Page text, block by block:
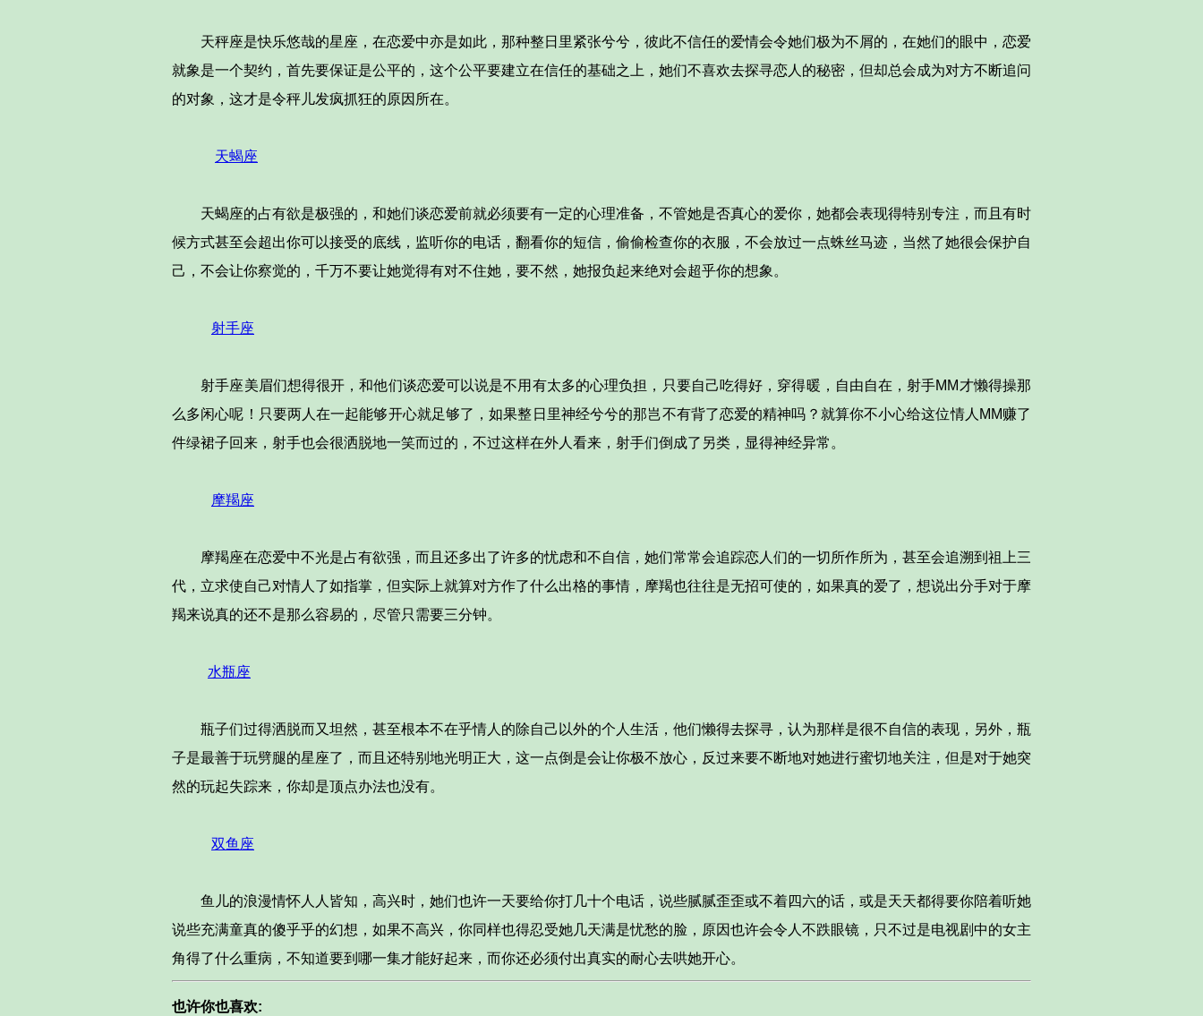
天秤座是快乐悠哉的星座，在恋爱中亦是如此，那种整日里紧张兮兮，彼此不信任的爱情会令她们极为不屑的，在她们的眼中，恋爱
就象是一个契约，首先要保证是公平的，这个公平要建立在信任的基础之上，她们不喜欢去探寻恋人的秘密，但却总会成为对方不断追问
的对象，这才是令秤儿发疯抓狂的原因所在。
天蝎座
天蝎座的占有欲是极强的，和她们谈恋爱前就必须要有一定的心理准备，不管她是否真心的爱你，她都会表现得特别专注，而且有时
候方式甚至会超出你可以接受的底线，监听你的电话，翻看你的短信，偷偷检查你的衣服，不会放过一点蛛丝马迹，当然了她很会保护自
己，不会让你察觉的，千万不要让她觉得有对不住她，要不然，她报负起来绝对会超乎你的想象。
射手座
射手座美眉们想得很开，和他们谈恋爱可以说是不用有太多的心理负担，只要自己吃得好，穿得暖，自由自在，射手MM才懒得操那
么多闲心呢！只要两人在一起能够开心就足够了，如果整日里神经兮兮的那岂不有背了恋爱的精神吗？就算你不小心给这位情人MM赚了
件绿裙子回来，射手也会很洒脱地一笑而过的，不过这样在外人看来，射手们倒成了另类，显得神经异常。
摩羯座
摩羯座在恋爱中不光是占有欲强，而且还多出了许多的忧虑和不自信，她们常常会追踪恋人们的一切所作所为，甚至会追溯到祖上三
代，立求使自己对情人了如指掌，但实际上就算对方作了什么出格的事情，摩羯也往往是无招可使的，如果真的爱了，想说出分手对于摩
羯来说真的还不是那么容易的，尽管只需要三分钟。
水瓶座
瓶子们过得洒脱而又坦然，甚至根本不在乎情人的除自己以外的个人生活，他们懒得去探寻，认为那样是很不自信的表现，另外，瓶
子是最善于玩劈腿的星座了，而且还特别地光明正大，这一点倒是会让你极不放心，反过来要不断地对她进行蜜切地关注，但是对于她突
然的玩起失踪来，你却是顶点办法也没有。
双鱼座
鱼儿的浪漫情怀人人皆知，高兴时，她们也许一天要给你打几十个电话，说些腻腻歪歪或不着四六的话，或是天天都得要你陪着听她
说些充满童真的傻乎乎的幻想，如果不高兴，你同样也得忍受她几天满是忧愁的脸，原因也许会令人不跌眼镜，只不过是电视剧中的女主
角得了什么重病，不知道要到哪一集才能好起来，而你还必须付出真实的耐心去哄她开心。
也许你也喜欢: